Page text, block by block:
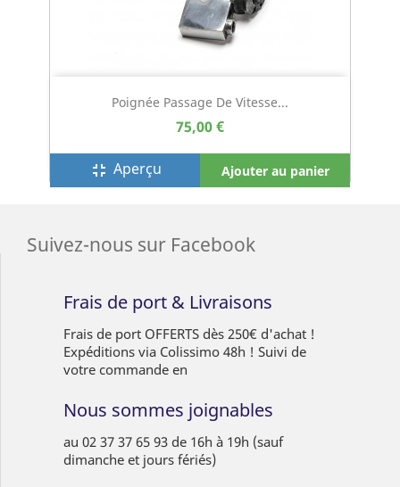
Poignée Passage De Vitesse...
75,00 €
fullscreen_exit Aperçu Ajouter au panier
Suivez-nous sur Facebook
Frais de port & Livraisons
Frais de port OFFERTS dès 250€ d'achat !
Expéditions via Colissimo 48h ! Suivi de
votre commande en
Nous sommes joignables
au 02 37 37 65 93 de 16h à 19h (sauf
dimanche et jours fériés)